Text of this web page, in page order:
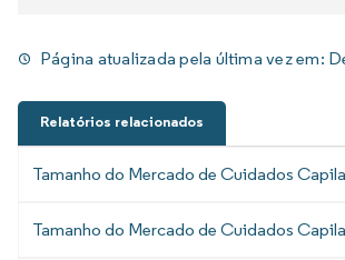
Página atualizada pela última vez em:
Relatórios relacionados
Tamanho do Mercado de Cuidados
Tamanho do Mercado de Cuidados